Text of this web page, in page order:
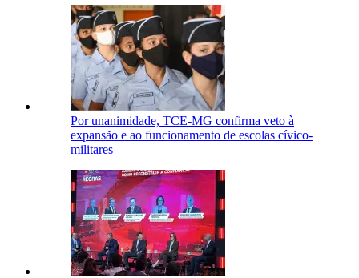
Por unanimidade, TCE-MG confirma veto à
expansão e ao funcionamento de escolas cívico-
militares